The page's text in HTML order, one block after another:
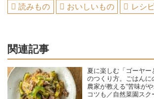
読みもの おいしいもの レシ
関連記事
夏に楽しむ「ゴーヤー
のつくり方。ごはんに
農家が教える“苦味が
コツも／自然菜園スク